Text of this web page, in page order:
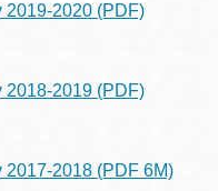
2019-2020 (PDF)
2018-2019 (PDF)
2018 (PDF 6M)